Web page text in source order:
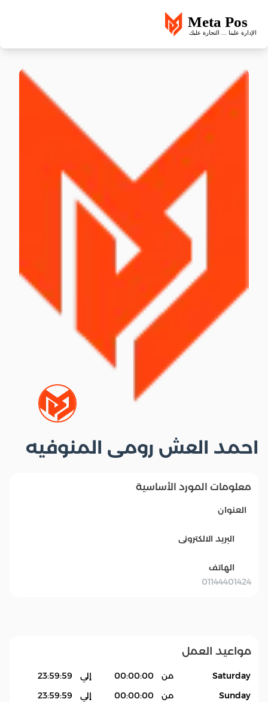
احمد العش رومى المنوفيه
معلومات المورد الأساسية
العنوان
البريد الالكترونى
الهاتف
01144401424
مواعيد العمل
Saturday من 00:00:00 إلي
23:59:59
Sunday
من 00:00:00 إلي
23:59:59